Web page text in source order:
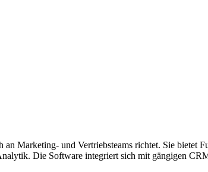
Marketing- und Vertriebsteams richtet. Sie bietet
Die Software integriert sich mit gängigen